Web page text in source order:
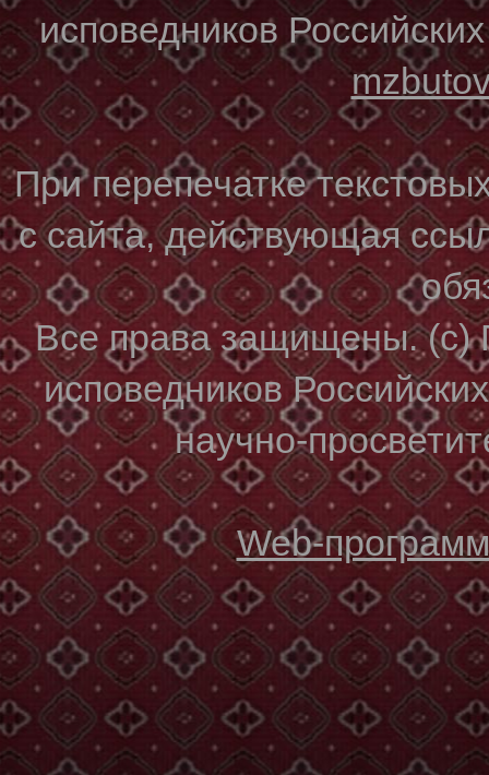
исповедников
При перепечатке
с сайта, действующая
Все права защищены. (с)
исповедников
научно-
Web-